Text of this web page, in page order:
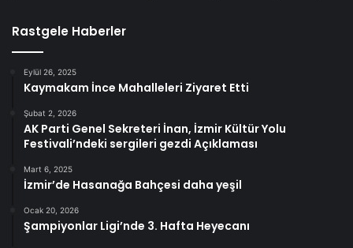
Rastgele Haberler
Eylül 26, 2025
Kaymakam İnce Mahalleleri Ziyaret Etti
Şubat 2, 2026
AK Parti Genel Sekreteri İnan, İzmir Kültür Yolu
Festivali’ndeki sergileri gezdi Açıklaması
Mart 6, 2025
İzmir’de Hasanağa Bahçesi daha yeşil
Ocak 20, 2026
Şampiyonlar Ligi’nde 3. Hafta Heyecanı